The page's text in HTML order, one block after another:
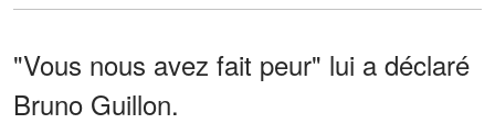
"Vous nous avez fait peur" lui a déclaré
Bruno Guillon.